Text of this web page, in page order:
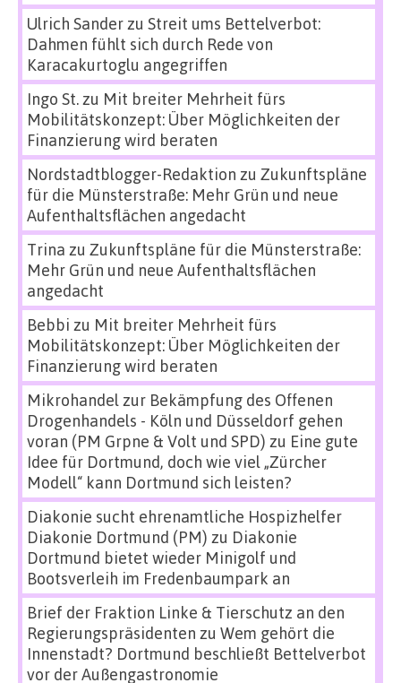
Ulrich Sanderzu Streit ums Bettelverbot:
Dahmen fühlt sich durch Rede von
Karacakurtoglu angegriffen
Ingo St.zu Mit breiter Mehrheit fürs
Mobilitätskonzept: Über Möglichkeiten der
Finanzierung wird beraten
Nordstadtblogger-Redaktion zu Zukunftspläne
für die Münsterstraße: Mehr Grün und neue
Aufenthaltsflächen angedacht
Trina zu Zukunftspläne für die Münsterstraße:
Mehr Grün und neue Aufenthaltsflächen
angedacht
Bebbi zu Mit breiter Mehrheit fürs
Mobilitätskonzept: Über Möglichkeiten der
Finanzierung wird beraten
Mikrohandel zur Bekämpfung des Offenen
Drogenhandels - Köln und Düsseldorf gehen
voran (PM Grpne & Volt und SPD) zu Eine gute
Idee für Dortmund, doch wie viel „Zürcher
Modell“ kann Dortmund sich leisten?
Diakonie sucht ehrenamtliche Hospizhelfer
Diakonie Dortmund (PM) zu Diakonie
Dortmund bietet wieder Minigolf und
Bootsverleih im Fredenbaumpark an
Brief der Fraktion Linke & Tierschutz an den
Regierungspräsidenten zu Wem gehört die
Innenstadt? Dortmund beschließt Bettelverbot
vor der Außengastronomie